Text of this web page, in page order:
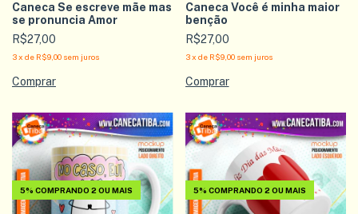
Caneca Se escreve mãe mas
se pronuncia Amor
R$27,00
3x de R$9,00 sem juros
Caneca Você é minha maior
benção
R$27,00
3 x de R$9,00 sem juros
5% COMPRANDO 2 OU MAIS 5% COMPRANDO 2 OU MAIS